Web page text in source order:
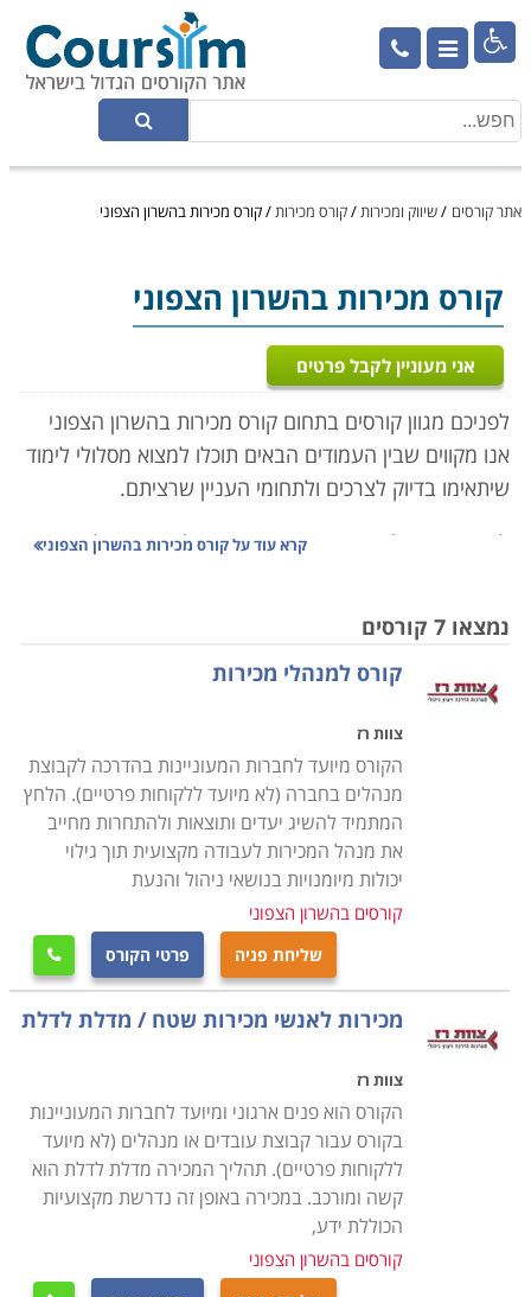

אתר קורסים /שיווק ומכירות/קורס מכירות/קורס מכירות בהשרון הצפוני
קורס מכירותבהשרון הצפוני
אני מעוניין לקבל פרטים
לפניכם מגוון קורסים בתחום קורס מכירות בהשרון הצפוני
אנו מקווים שבין העמודים הבאים תוכלו למצוא מסלולי לימוד
שיתאימו בדיוק לצרכים ולתחומי העניין שרציתם.
לנוחיותכם חילקנו את אזור מרכז הארץ לארבעה חלקים:
כבישי רוחב קיימים, בנוסף להגדלת קווי הרכבת באזור
תורמים להגדלת הנגישות לאזור לבאים מחוצה לו וגם
למתגוררים בו.
באזור השרון הצפוני נכללים ישובים וערים כמו חדרה,
בנימינה, פרדס חנה-כרכור, בית חרות ומכללות רבות
השתדלנו לאסוף עבורכם את מיטב תכניות הלימודים, ואנחנו
מקווים שהצלחנו בכך, אך אם בכל אופן לא מצאתם בדיוק
את קורס מכירות בהשרון הצפוני שחיפשתם, אנו מזמינים
אתכם להתקשר ליועצות הלימודים המיומנות שלנו, שינסו
לאתר עבורכם עוד הזדמנויות אטרקטיביות שיתאימו
קרא עוד עלקורס מכירות בהשרון הצפוני
נמצאו 7 קורסים
קורס למנהלי מכירות
צוות רז
הקורס מיועד לחברות המעוניינות בהדרכה לקבוצת
מנהלים בחברה (לא מיועד ללקוחות פרטיים). הלחץ
המתמיד להשיג יעדים ותוצאות ולהתחרות מחייב
את מנהל המכירות לעבודה מקצועית תוך גילוי
יכולות מיומנויות בנושאי ניהול והנעת
קורסים בהשרון הצפוני
שליחת פניה פרטי הקורס 
מכירות לאנשי מכירות שטח / מדלת לדלת
צוות רז
הקורס הוא פנים ארגוני ומיועד לחברות המעוניינות
בקורס עבור קבוצת עובדים או מנהלים (לא מיועד
ללקוחות פרטיים). תהליך המכירה מדלת לדלת הוא
קשה ומורכב. במכירה באופן זה נדרשת מקצועיות
הכוללת ידע,
קורסים בהשרון הצפוני